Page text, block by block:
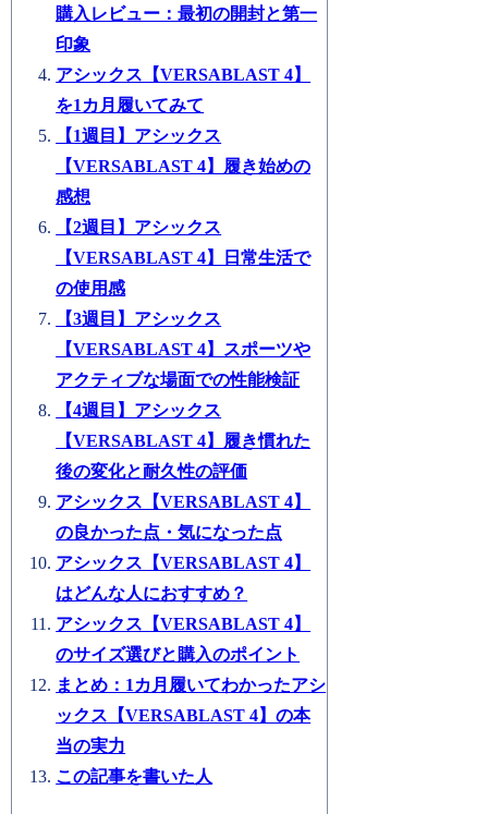
購入レビュー：最初の開封と第一
印象
アシックス【VERSABLAST 4】
を1カ月履いてみて
【1週目】アシックス
【VERSABLAST 4】履き始めの
感想
【2週目】アシックス
【VERSABLAST 4】日常生活で
の使用感
【3週目】アシックス
【VERSABLAST 4】スポーツや
アクティブな場面での性能検証
【4週目】アシックス
【VERSABLAST 4】履き慣れた
後の変化と耐久性の評価
アシックス【VERSABLAST 4】
の良かった点・気になった点
アシックス【VERSABLAST 4】
はどんな人におすすめ？
アシックス【VERSABLAST 4】
のサイズ選びと購入のポイント
まとめ：1カ月履いてわかったアシ
ックス【VERSABLAST 4】の本
当の実力
この記事を書いた人